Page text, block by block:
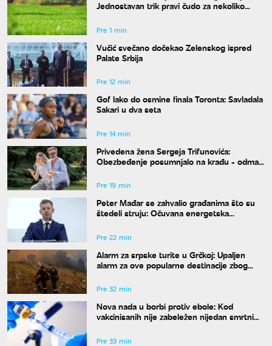
Jednostavan trik pravi čudo za nekoliko
Pre 1 min
Vučić svečano dočekao Zelenskog ispred
Palate Srbija
Pre 12 min
Gof lako do osmine finala Toronta: Savladala
Sakari u dva seta
Pre 14 min
Privedena žena Sergeja Trifunovića:
Obezbeđenje posumnjalo na krađu - odmah
Pre 19 min
Peter Mađar se zahvalio građanima što su
štedeli struju: Očuvana energetska
Pre 22 min
Alarm za srpske turite u Grčkoj: Upaljen
alarm za ove popularne destinacije zbog
Pre 32 min
Nova nada u borbi protiv ebole: Kod
vakcinisanih nije zabeležen nijedan smrtni
Pre 33 min